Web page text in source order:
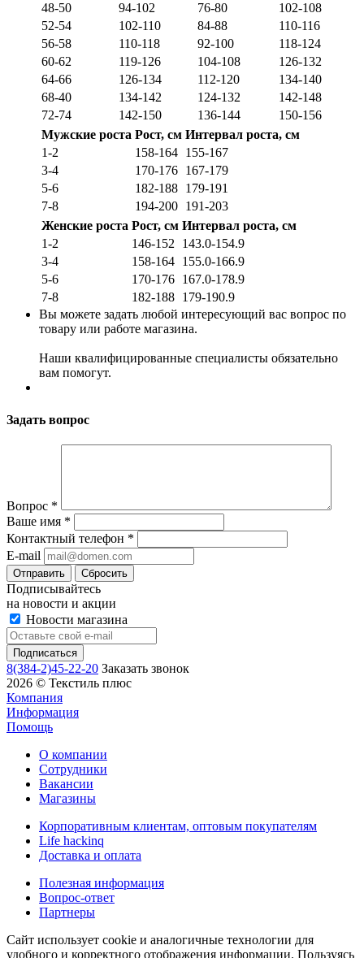
48-50
94-102 76-80
102-108
52-54
102-110 84-88
110-116
56-58
110-118 92-100
118-124
60-62
119-126 104-108
126-132
64-66
126-134 112-120
134-140
68-40
134-142 124-132
142-148
72-74
142-150 136-144
150-156
Мужские роста Рост, см Интервал роста, см
1-2
158-164 155-167
3-4
170-176 167-179
5-6
182-188 179-191
7-8
194-200 191-203
Женские роста Рост, см Интервал роста, см
1-2
146-152 143.0-154.9
3-4
158-164 155.0-166.9
5-6
170-176 167.0-178.9
7-8
182-188 179-190.9
Вы можете задать любой интересующий вас вопрос по
товару или работе магазина.
Наши квалифицированные специалисты обязательно
вам помогут.
Задать вопрос
Вопрос *
Ваше имя *
Контактный телефон *
E-mail
Сбросить
Подписывайтесь
на новости и акции
Новости магазина
8(384-2)45-22-20 Заказать звонок
2026 © Текстиль плюс
Компания
Информация
Помощь
О компании
Сотрудники
Вакансии
Магазины
Корпоративным клиентам, оптовым покупателям
Life hackinq
Доставка и оплата
Полезная информация
Вопрос-ответ
Партнеры
Сайт использует cookie и аналогичные технологии для
удобного и корректного отображения информации. Пользуясь